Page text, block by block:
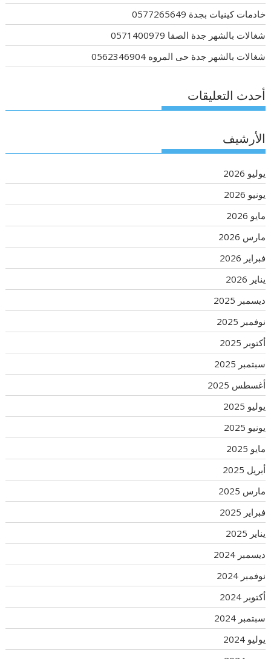
خادمات كينيات بجدة 0577265649
شغالات بالشهر جدة الصفا 0571400979
شغالات بالشهر جدة حى المروه 0562346904
أحدث التعليقات
الأرشيف
يوليو 2026
يونيو 2026
مايو 2026
مارس 2026
فبراير 2026
يناير 2026
ديسمبر 2025
نوفمبر 2025
أكتوبر 2025
سبتمبر 2025
أغسطس 2025
يوليو 2025
يونيو 2025
مايو 2025
أبريل 2025
مارس 2025
فبراير 2025
يناير 2025
ديسمبر 2024
نوفمبر 2024
أكتوبر 2024
سبتمبر 2024
يوليو 2024